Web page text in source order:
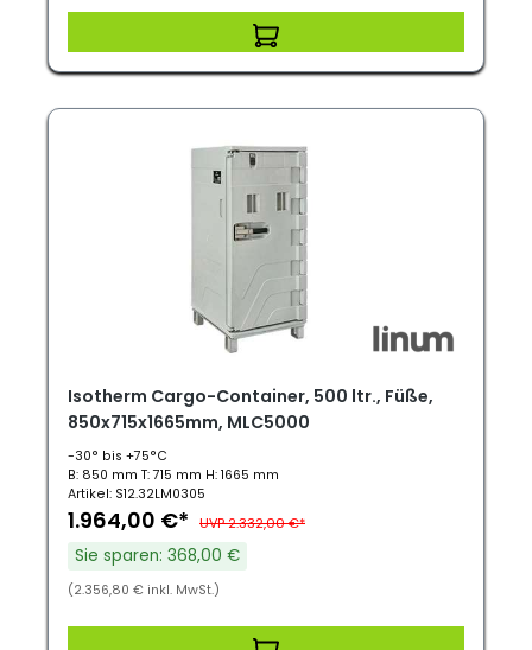
Isotherm Cargo-Container, 500 ltr., Füße,
850x715x1665mm, MLC5000
-30° bis +75°C
B: 850 mm T: 715 mm H: 1665 mm
Artikel: S12.32LM0305
1.964,00 €* UVP 2.332,00 €*
Sie sparen: 368,00 €
(2.356,80 € inkl. MwSt.)